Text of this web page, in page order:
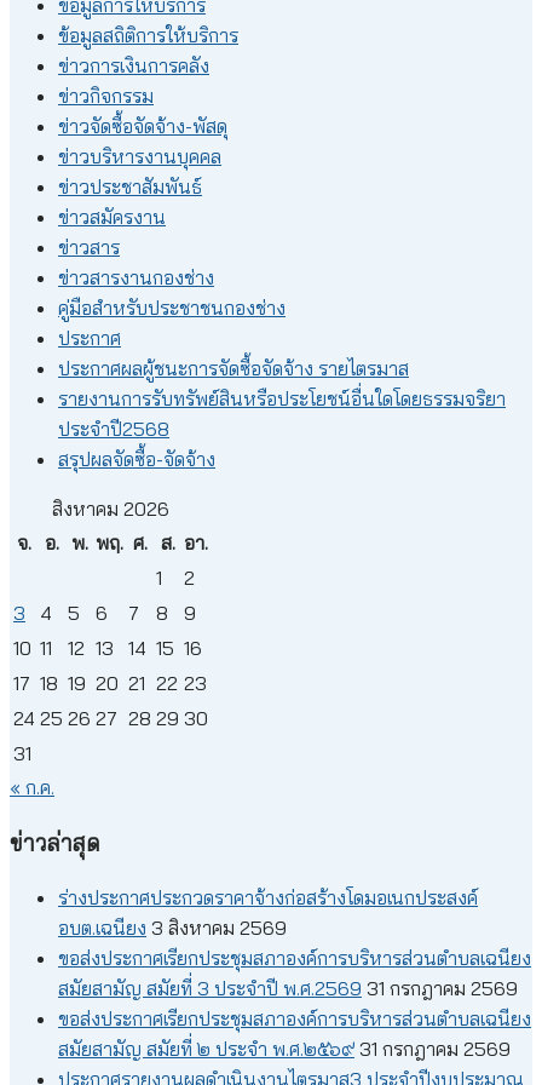
ข้อมูลการให้บริการ
ข้อมูลสถิติการให้บริการ
ข่าวการเงินการคลัง
ข่าวกิจกรรม
ข่าวจัดซื้อจัดจ้าง-พัสดุ
ข่าวบริหารงานบุคคล
ข่าวประชาสัมพันธ์
ข่าวสมัครงาน
ข่าวสาร
ข่าวสารงานกองช่าง
คู่มือสำหรับประชาชนกองช่าง
ประกาศ
ประกาศผลผู้ชนะการจัดซื้อจัดจ้าง รายไตรมาส
รายงานการรับทรัพย์สินหรือประโยชน์อื่นใดโดยธรรมจริยา
ประจำปี2568
สรุปผลจัดซื้อ-จัดจ้าง
สิงหาคม 2026
จ. อ. พ. พฤ. ศ. ส. อา.
1
2
3
4 5 6 7 8
9
10 11 12 13 14 15 16
17 18 19 20 21 22 23
24 25 26 27 28 29 30
31
« ก.ค.
ข่าวล่าสุด
ร่างประกาศประกวดราคาจ้างก่อสร้างโดมอเนกประสงค์
อบต.เฉนียง 3 สิงหาคม 2569
ขอส่งประกาศเรียกประชุมสภาองค์การบริหารส่วนตำบลเฉนียง
สมัยสามัญ สมัยที่ 3 ประจำปี พ.ศ.2569 31 กรกฎาคม 2569
ขอส่งประกาศเรียกประชุมสภาองค์การบริหารส่วนตำบลเฉนียง
สมัยสามัญ สมัยที่ ๒ ประจำ พ.ศ.๒๕๖๙ 31 กรกฎาคม 2569
ประกาศรายงานผลดำเนินงานไตรมาส3 ประจำปีงบประมาณ